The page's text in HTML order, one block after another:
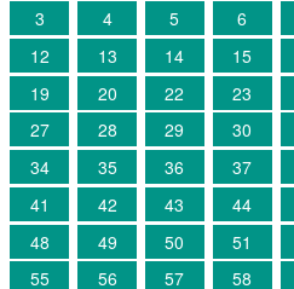
3 4 5 6
12
13 14 15
19
20 22 23
27
28 29 30
34
35 36 37
41
42 43 44
48
49 50 51
55
56 57 58